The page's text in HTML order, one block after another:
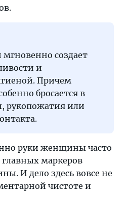
создает
и
Причем
бросается в
рукопожатия или
руки женщины часто
маркеров
И дело здесь вовсе не
чистоте и